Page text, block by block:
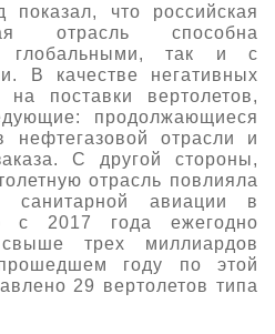
что российская
отрасль способна
глобальными, так и с
В качестве негативных
поставки вертолетов,
продолжающиеся
нефтегазовой отрасли и
С другой стороны,
отрасль повлияла
санитарной авиации в
с 2017 года ежегодно
трех миллиардов
году по этой
29 вертолетов типа